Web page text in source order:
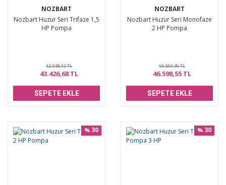
NOZBART
Nozbart Huzur Seri Trifaze 1,5
HP Pompa
62.038,12 TL
43.426,68 TL
SEPETE EKLE
NOZBART
Nozbart Huzur Seri Monofaze
2 HP Pompa
66.569,36 TL
46.598,55 TL
SEPETE EKLE
% 30 % 30